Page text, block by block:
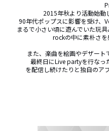
2015年秋より活動始動
90年代ポップスに影響を受け、
まるで小さい頃に遊んでいた玩
rockの中に素朴さを
また、楽曲を絵画やデザート
最終日にLive partyを行なっ
を配信し続けたりと独自のア